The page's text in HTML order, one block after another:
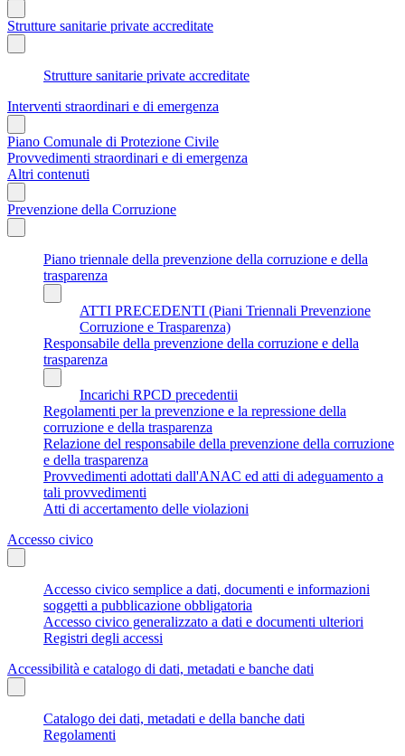
Strutture sanitarie private accreditate
Strutture sanitarie private accreditate
Interventi straordinari e di emergenza
Piano Comunale di Protezione Civile
Provvedimenti straordinari e di emergenza
Altri contenuti
Prevenzione della Corruzione
Piano triennale della prevenzione della corruzione e della
trasparenza
ATTI PRECEDENTI (Piani Triennali Prevenzione
Corruzione e Trasparenza)
Responsabile della prevenzione della corruzione e della
trasparenza
Incarichi RPCD precedentii
Regolamenti per la prevenzione e la repressione della
corruzione e della trasparenza
Relazione del responsabile della prevenzione della corruzione
e della trasparenza
Provvedimenti adottati dall'ANAC ed atti di adeguamento a
tali provvedimenti
Atti di accertamento delle violazioni
Accesso civico
Accesso civico semplice a dati, documenti e informazioni
soggetti a pubblicazione obbligatoria
Accesso civico generalizzato a dati e documenti ulteriori
Registri degli accessi
Accessibilità e catalogo di dati, metadati e banche dati
Catalogo dei dati, metadati e della banche dati
Regolamenti